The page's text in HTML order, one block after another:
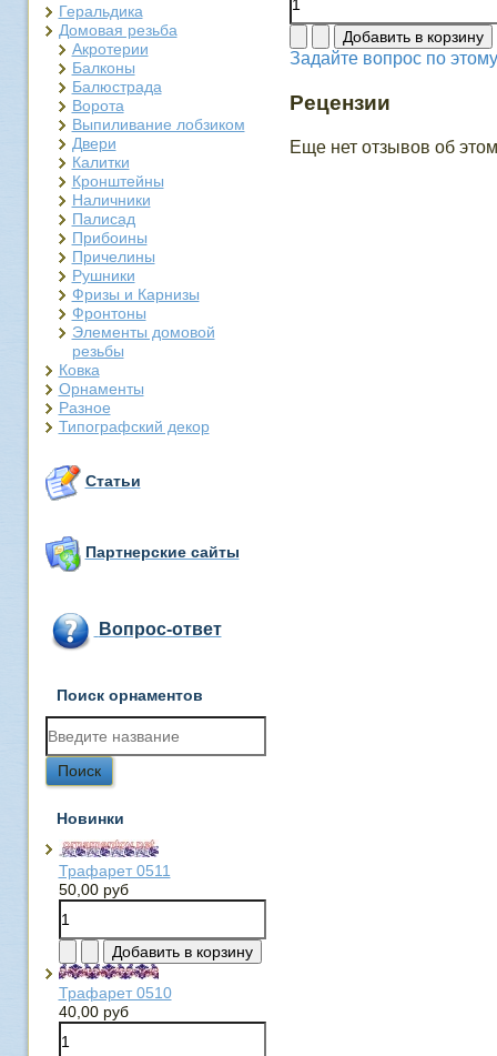
Геральдика
Домовая резьба
Акротерии
Балконы
Балюстрада
Ворота
Выпиливание лобзиком
Двери
Калитки
Кронштейны
Наличники
Палисад
Прибоины
Причелины
Рушники
Фризы и Карнизы
Фронтоны
Элементы домовой
резьбы
Ковка
Орнаменты
Разное
Типографский декор
Статьи
Партнерские сайты
Вопрос-ответ
Поиск орнаментов
Новинки
Трафарет 0511
50,00 руб
Трафарет 0510
40,00 руб
Задайте вопрос по
Рецензии
Еще нет отзывов об